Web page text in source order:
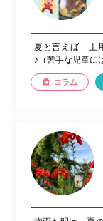
夏と言えば「土
♪（苦手な児童に
コラム